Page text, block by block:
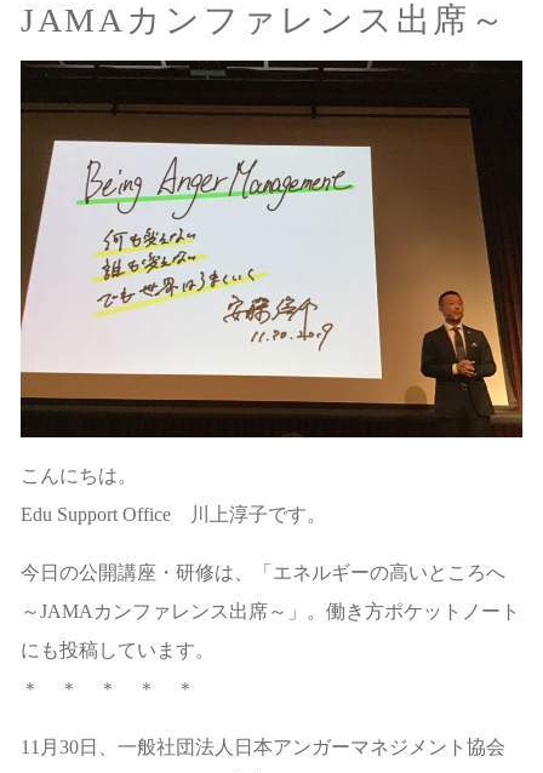
JAMAカンファレンス出席～
こんにちは。
Edu Support Office 川上淳子です。
今日の公開講座・研修は、「エネルギーの高いところへ
～JAMAカンファレンス出席～」。働き方ポケットノート
にも投稿しています。
＊ ＊ ＊ ＊ ＊
11月30日、一般社団法人日本アンガーマネジメント協会